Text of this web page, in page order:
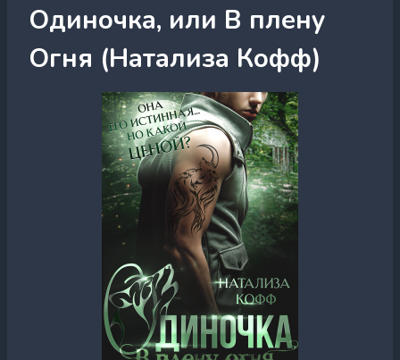
Одиночка, или В плену
Огня (Натализа Кофф)